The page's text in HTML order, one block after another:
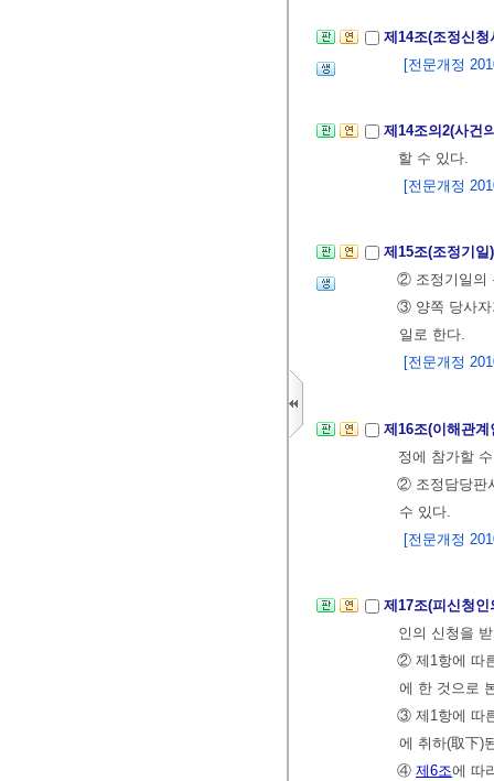
제14조(조정신
[전문개정
제14조의2(사건
할 수 있다.
[전문개정
제15조(조정기
② 조정기일의
③ 양쪽 당사자
일로 한다.
[전문개정
제16조(이해관
정에 참가할
② 조정담당판
수 있다.
[전문개정
제17조(피신청
인의 신청을
② 제1항에 따
에 한 것으로
③ 제1항에 따
에 취하(取下)
④ 제6조에 따